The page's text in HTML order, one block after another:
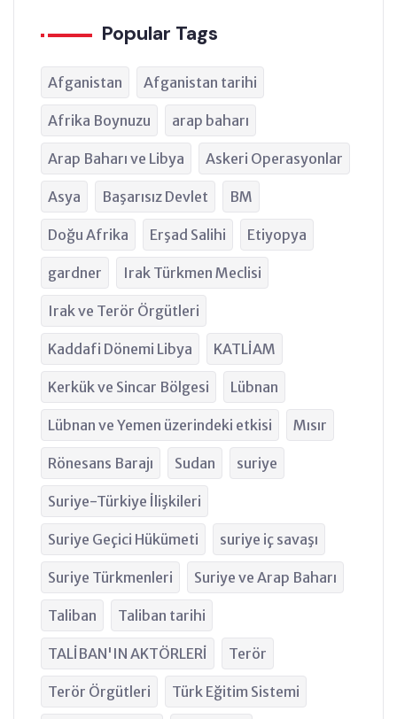
Popular Tags
Afganistan Afganistan tarihi
Afrika Boynuzu arap baharı
Arap Baharı ve Libya Askeri Operasyonlar
Asya Başarısız Devlet BM
Doğu Afrika Erşad Salihi Etiyopya
gardner Irak Türkmen Meclisi
Irak ve Terör Örgütleri
Kaddafi Dönemi Libya KATLİAM
Kerkük ve Sincar Bölgesi Lübnan
Lübnan ve Yemen üzerindeki etkisi Mısır
Rönesans Barajı Sudan suriye
Suriye-Türkiye İlişkileri
Suriye Geçici Hükümeti suriye iç savaşı
Suriye Türkmenleri Suriye ve Arap Baharı
Taliban Taliban tarihi
TALİBAN'IN AKTÖRLERİ Terör
Terör Örgütleri Türk Eğitim Sistemi